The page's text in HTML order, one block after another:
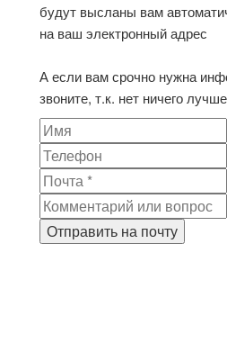
будут высланы вам
на ваш электронный адрес
А если вам срочно нужна
звоните, т.к. нет ничего
Отправить на почту